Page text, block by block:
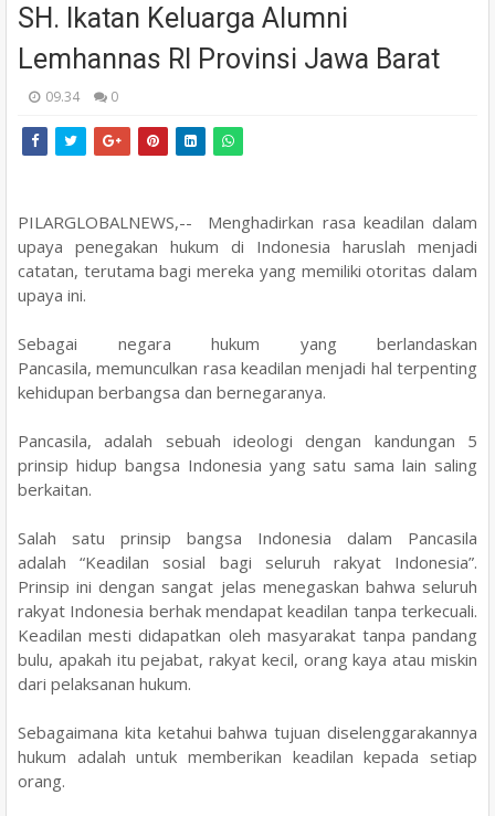
SH. Ikatan Keluarga Alumni
Lemhannas RI Provinsi Jawa Barat
09.34 0
PILARGLOBALNEWS,-- Menghadirkan rasa keadilan dalam
upaya penegakan hukum di Indonesia haruslah menjadi
catatan, terutama bagi mereka yang memiliki otoritas dalam
upaya ini.
Sebagai negara hukum yang berlandaskan
Pancasila,memunculkan rasa keadilan menjadi hal terpenting
kehidupan berbangsa dan bernegaranya.
Pancasila, adalah sebuah ideologi dengan kandungan 5
prinsip hidup bangsa Indonesia yang satu sama lain saling
berkaitan.
Salah satu prinsip bangsa Indonesia dalam Pancasila
adalah“Keadilan sosial bagi seluruh rakyat Indonesia”.
Prinsip ini dengan sangat jelas menegaskan bahwa seluruh
rakyat Indonesia berhak mendapat keadilan tanpa terkecuali.
Keadilan mestididapatkan oleh masyarakat tanpa pandang
bulu, apakah itu pejabat, rakyat kecil, orang kaya atau miskin
dari pelaksanan hukum.
Sebagaimana kita ketahui bahwa tujuan diselenggarakannya
hukum adalah untuk memberikan keadilan kepada setiap
orang.